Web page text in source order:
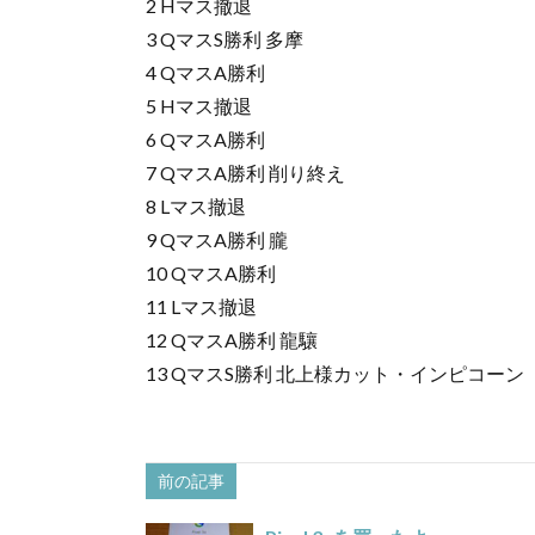
2 Hマス撤退
3 QマスS勝利 多摩
4 QマスA勝利
5 Hマス撤退
6 QマスA勝利
7 QマスA勝利 削り終え
8 Lマス撤退
9 QマスA勝利 朧
10 QマスA勝利
11 Lマス撤退
12 QマスA勝利 龍驤
13 QマスS勝利 北上様カット・インピコーン
前の記事